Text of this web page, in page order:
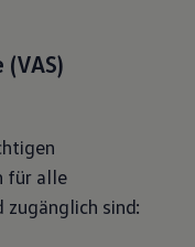
(VAS)
für alle
sind: